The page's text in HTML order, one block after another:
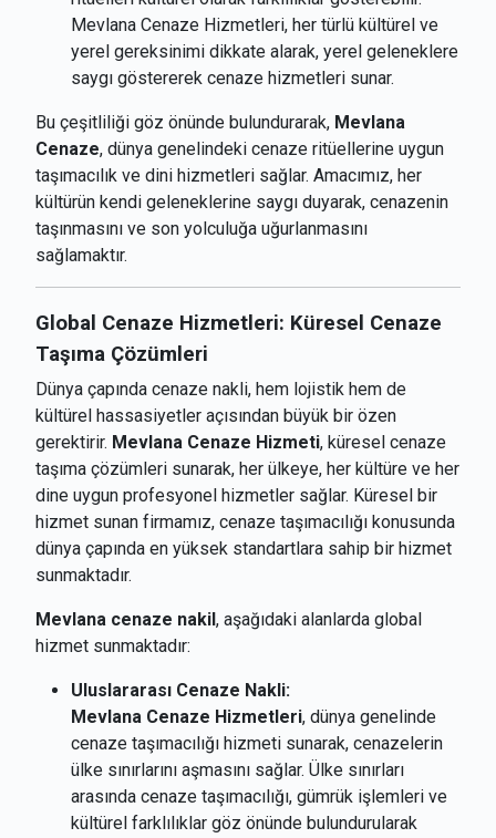
Mevlana Cenaze Hizmetleri, her türlü kültürel ve
yerel gereksinimi dikkate alarak, yerel geleneklere
saygı göstererek cenaze hizmetleri sunar.
Bu çeşitliliği göz önünde bulundurarak, Mevlana
Cenaze, dünya genelindeki cenaze ritüellerine uygun
taşımacılık ve dini hizmetleri sağlar. Amacımız, her
kültürün kendi geleneklerine saygı duyarak, cenazenin
taşınmasını ve son yolculuğa uğurlanmasını
sağlamaktır.
Global Cenaze Hizmetleri: Küresel Cenaze
Taşıma Çözümleri
Dünya çapında cenaze nakli, hem lojistik hem de
kültürel hassasiyetler açısından büyük bir özen
gerektirir. Mevlana Cenaze Hizmeti, küresel cenaze
taşıma çözümleri sunarak, her ülkeye, her kültüre ve her
dine uygun profesyonel hizmetler sağlar. Küresel bir
hizmet sunan firmamız, cenaze taşımacılığı konusunda
dünya çapında en yüksek standartlara sahip bir hizmet
sunmaktadır.
Mevlana cenaze nakil , aşağıdaki alanlarda global
hizmet sunmaktadır:
Uluslararası Cenaze Nakli:
Mevlana Cenaze Hizmetleri, dünya genelinde
cenaze taşımacılığı hizmeti sunarak, cenazelerin
ülke sınırlarını aşmasını sağlar. Ülke sınırları
arasında cenaze taşımacılığı, gümrük işlemleri ve
kültürel farklılıklar göz önünde bulundurularak